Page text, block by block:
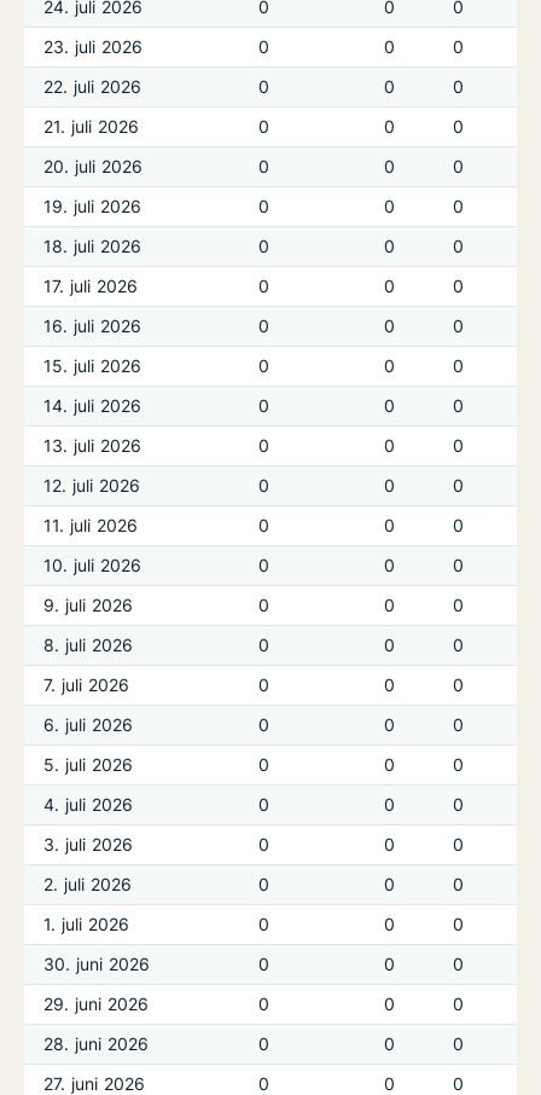
24. juli 2026
0 0
0
23. juli 2026
0 0
0
22. juli 2026
0 0
0
21. juli 2026
0 0
0
20. juli 2026
0 0
0
19. juli 2026
0 0
0
18. juli 2026
0 0
0
17. juli 2026
0 0
0
16. juli 2026
0 0
0
15. juli 2026
0 0
0
14. juli 2026
0 0
0
13. juli 2026
0 0
0
12. juli 2026
0 0
0
11. juli 2026
0 0
0
10. juli 2026
0 0
0
9. juli 2026
0 0
0
8. juli 2026
0 0
0
7. juli 2026
0 0
0
6. juli 2026
0 0
0
5. juli 2026
0 0
0
4. juli 2026
0 0
0
3. juli 2026
0 0
0
2. juli 2026
0 0
0
1. juli 2026
0 0
0
30. juni 2026
0 0
0
29. juni 2026
0 0
0
28. juni 2026
0 0
0
27. juni 2026
0 0 0